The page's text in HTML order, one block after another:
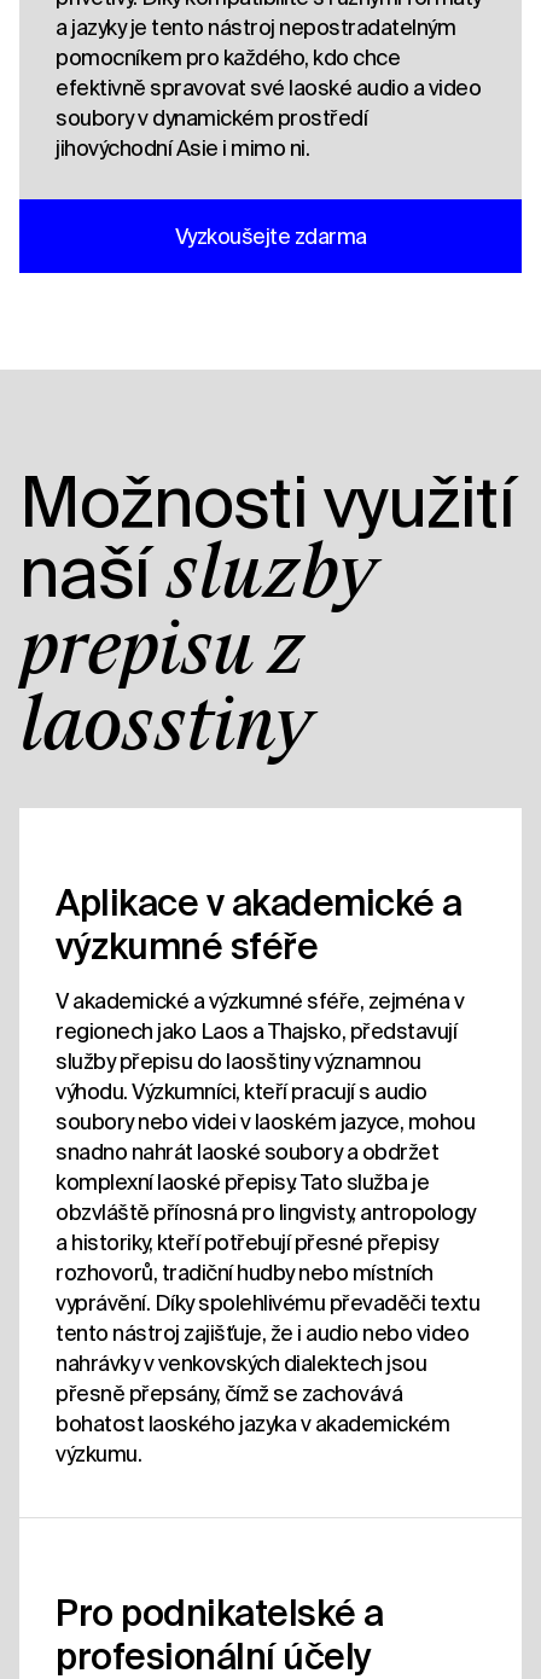
a jazyky je tento nástroj nepostradatelným
pomocníkem pro každého, kdo chce
efektivně spravovat své laoské audio a video
soubory v dynamickém prostředí
jihovýchodní Asie i mimo ni.
Vyzkoušejte zdarma
Možnosti využití
našíslužby
přepisu z
laosštiny
Aplikace v akademické a
výzkumné sféře
V akademické a výzkumné sféře, zejména v
regionech jako Laos a Thajsko, představují
služby přepisu do laosštiny významnou
výhodu. Výzkumníci, kteří pracují s audio
soubory nebo videi v laoském jazyce, mohou
snadno nahrát laoské soubory a obdržet
komplexní laoské přepisy. Tato služba je
obzvláště přínosná pro lingvisty, antropology
a historiky, kteří potřebují přesné přepisy
rozhovorů, tradiční hudby nebo místních
vyprávění. Díky spolehlivému převaděči textu
tento nástroj zajišťuje, že i audio nebo video
nahrávky v venkovských dialektech jsou
přesně přepsány, čímž se zachovává
bohatost laoského jazyka v akademickém
výzkumu.
Pro podnikatelské a
profesionální účely